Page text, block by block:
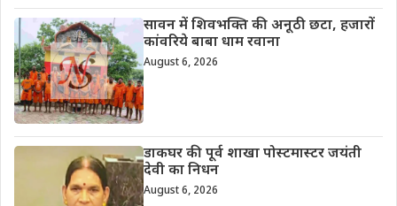
सावन में शिवभक्ति की अनूठी छटा, हजारों
कांवरिये बाबा धाम रवाना
August 6, 2026
डाकघर की पूर्व शाखा पोस्टमास्टर जयंती
देवी का निधन
August 6, 2026